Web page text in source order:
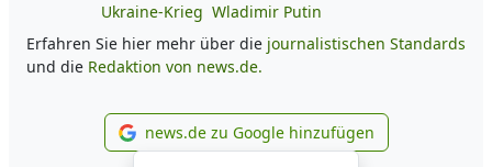
Ukraine-Krieg Wladimir Putin
Erfahren Sie hier mehr über die journalistischen Standards
und die Redaktion von news.de.
news.de zu Google
news.de zu Google hinzufügen